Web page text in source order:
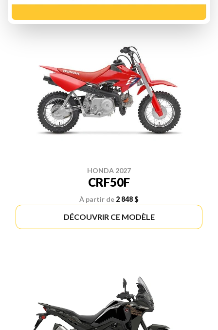
HONDA 2027
CRF50F
À partir de 2 848 $
DÉCOUVRIR CE MODÈLE